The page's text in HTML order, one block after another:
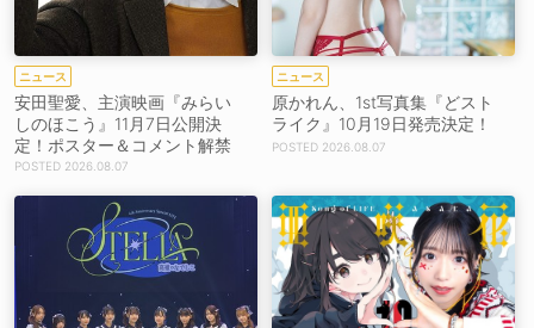
ニュース
安田聖愛、主演映画『みらい
しのほこう』11月7日公開決
定！ポスター＆コメント解禁
2026.08.07
ニュース
原かれん、1st写真集『どスト
ライク』10月19日発売決定！
2026.08.07